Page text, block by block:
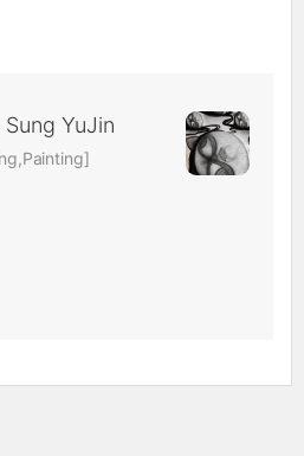
YuJin